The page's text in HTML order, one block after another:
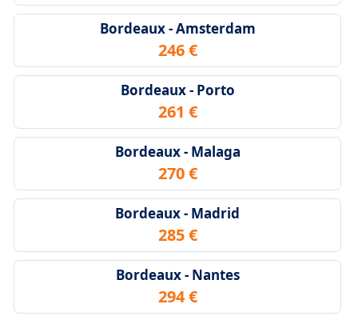
Bordeaux - Amsterdam
246 €
Bordeaux - Porto
261 €
Bordeaux - Malaga
270 €
Bordeaux - Madrid
285 €
Bordeaux - Nantes
294 €